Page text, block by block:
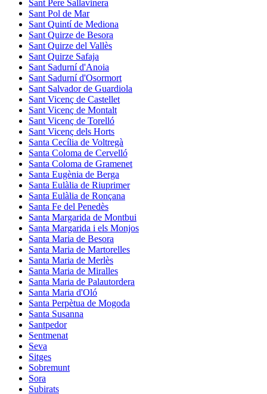
Sant Pere Sallavinera
Sant Pol de Mar
Sant Quintí de Mediona
Sant Quirze de Besora
Sant Quirze del Vallès
Sant Quirze Safaja
Sant Sadurní d'Anoia
Sant Sadurní d'Osormort
Sant Salvador de Guardiola
Sant Vicenç de Castellet
Sant Vicenç de Montalt
Sant Vicenç de Torelló
Sant Vicenç dels Horts
Santa Cecília de Voltregà
Santa Coloma de Cervelló
Santa Coloma de Gramenet
Santa Eugènia de Berga
Santa Eulàlia de Riuprimer
Santa Eulàlia de Ronçana
Santa Fe del Penedès
Santa Margarida de Montbui
Santa Margarida i els Monjos
Santa Maria de Besora
Santa Maria de Martorelles
Santa Maria de Merlès
Santa Maria de Miralles
Santa Maria de Palautordera
Santa Maria d'Oló
Santa Perpètua de Mogoda
Santa Susanna
Santpedor
Sentmenat
Seva
Sitges
Sobremunt
Sora
Subirats